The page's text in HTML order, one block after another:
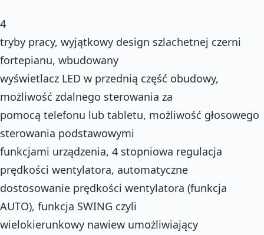
4
tryby pracy, wyjątkowy design szlachetnej czerni
fortepianu, wbudowany
wyświetlacz LED w przednią część obudowy,
możliwość zdalnego sterowania za
pomocą telefonu lub tabletu, możliwość głosowego
sterowania podstawowymi
funkcjami urządzenia, 4 stopniowa regulacja
prędkości wentylatora, automatyczne
dostosowanie prędkości wentylatora (funkcja
AUTO), funkcja SWING czyli
wielokierunkowy nawiew umożliwiający